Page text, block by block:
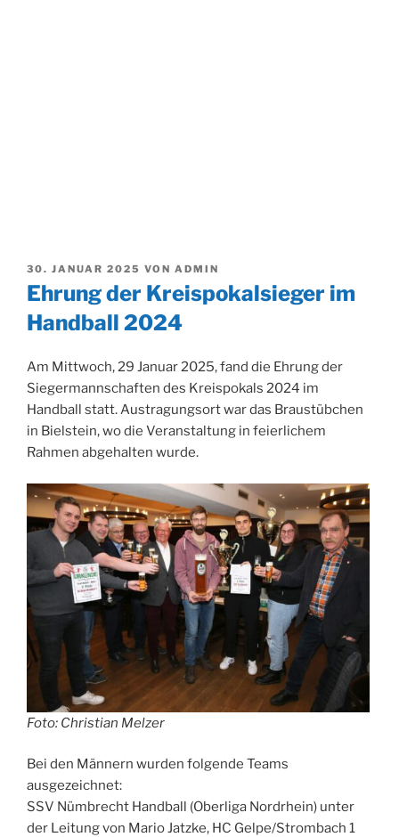
VERÖFFENTLICHT
AM
30. JANUAR 2025 VON ADMIN
Ehrung der Kreispokalsieger im
Handball 2024
Am Mittwoch, 29 Januar 2025, fand die Ehrung der
Siegermannschaften des Kreispokals 2024 im
Handball statt. Austragungsort war das Braustübchen
in Bielstein, wo die Veranstaltung in feierlichem
Rahmen abgehalten wurde.
Foto: Christian Melzer
Bei den Männern wurden folgende Teams
ausgezeichnet:
SSV Nümbrecht Handball (Oberliga Nordrhein) unter
der Leitung von Mario Jatzke, HC Gelpe/Strombach 1